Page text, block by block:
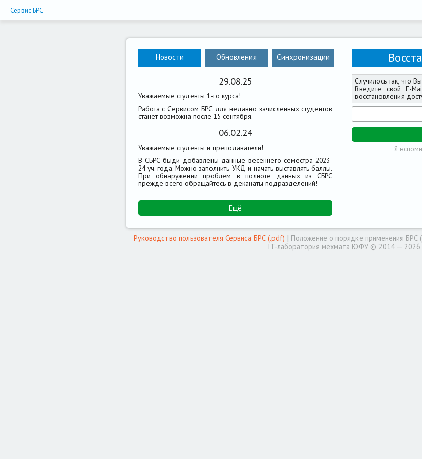
Сервис БРС
Случилось так, что
Введите свой E-
восстановления
Я
Новости Обновления Синхронизации
29.08.25
Уважаемые студенты 1-го курса!
Работа с Сервисом БРС для недавно зачисленных студентов
станет возможна после 15 сентября.
06.02.24
Уважаемые студенты и преподаватели!
В СБРС быди добавлены данные весеннего семестра 2023-
24 уч. года. Можно заполнить УКД и начать выставлять баллы.
При обнаружении проблем в полноте данных из СБРС
прежде всего обращайтесь в деканаты подразделений!
Ещё
Руководство пользователя Сервиса БРС (.pdf) | Положение о порядке применения БРС
IT-лаборатория мехмата ЮФУ © 2014 — 2026